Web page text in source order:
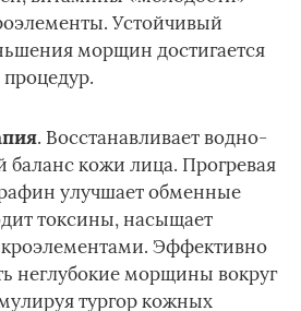
Устойчивый
морщин достигается
. Восстанавливает водно-
баланс кожи лица. Прогревая
улучшает обменные
токсины, насыщает
Эффективно
неглубокие морщины вокруг
тургор кожных